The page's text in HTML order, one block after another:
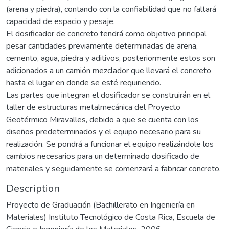
(arena y piedra), contando con la confiabilidad que no faltará
capacidad de espacio y pesaje.
El dosificador de concreto tendrá como objetivo principal
pesar cantidades previamente determinadas de arena,
cemento, agua, piedra y aditivos, posteriormente estos son
adicionados a un camión mezclador que llevará el concreto
hasta el lugar en donde se esté requiriendo.
Las partes que integran el dosificador se construirán en el
taller de estructuras metalmecánica del Proyecto
Geotérmico Miravalles, debido a que se cuenta con los
diseños predeterminados y el equipo necesario para su
realización. Se pondrá a funcionar el equipo realizándole los
cambios necesarios para un determinado dosificado de
materiales y seguidamente se comenzará a fabricar concreto.
Description
Proyecto de Graduación (Bachillerato en Ingeniería en
Materiales) Instituto Tecnológico de Costa Rica, Escuela de